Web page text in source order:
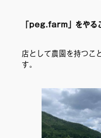
「peg.farm」をやる
店として農園を持つこ
す。